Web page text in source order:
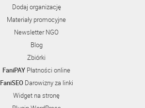
Dodaj organizację
Materiały promocyjne
Newsletter NGO
Blog
Zbiórki
FaniPAY Płatności online
FaniSEODarowizny za linki
Widget na stronę